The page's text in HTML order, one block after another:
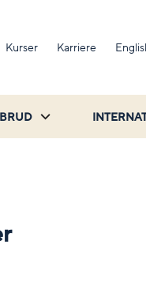
Kurser Karriere